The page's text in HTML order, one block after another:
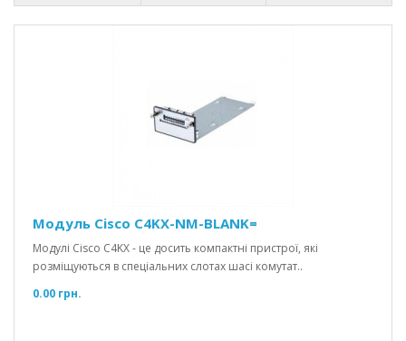
Модуль Cisco C4KX-NM-BLANK=
Модулі Cisco C4KX - це досить компактні пристрої, які
розміщуються в спеціальних слотах шасі комутат..
0.00 грн.